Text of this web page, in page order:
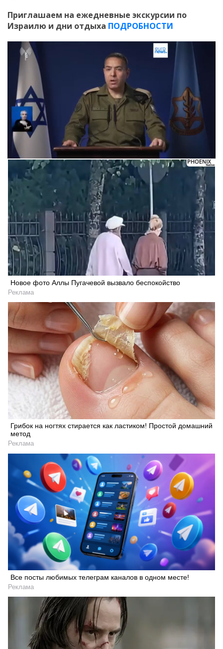
Приглашаем на ежедневные экскурсии по
Израилю и дни отдыха ПОДРОБНОСТИ
Новое фото Аллы Пугачевой вызвало беспокойство
Реклама
Грибок на ногтях стирается как ластиком! Простой домашний
метод
Реклама
Все посты любимых телеграм каналов в одном месте!
Реклама